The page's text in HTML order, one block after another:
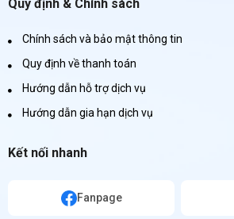
Quy định & Chính sách
Chính sách và bảo mật thông tin
Quy định về thanh toán
Hướng dẫn hỗ trợ dịch vụ
Hướng dẫn gia hạn dịch vụ
Kết nối nhanh
Fanpage